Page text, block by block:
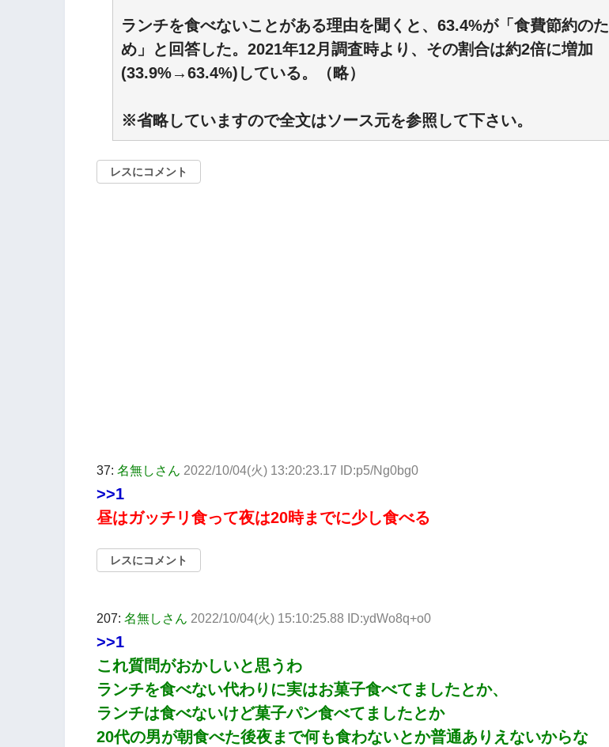
ランチを食べないことがある理由を聞くと、63.4%が「食費節約のた
め」と回答した。2021年12月調査時より、その割合は約2倍に増加
(33.9%→63.4%)している。（略）
※省略していますので全文はソース元を参照して下さい。
レスにコメント
37: 名無しさん 2022/10/04(火) 13:20:23.17 ID:p5/Ng0bg0
>>1
昼はガッチリ食って夜は20時までに少し食べる
レスにコメント
207: 名無しさん 2022/10/04(火) 15:10:25.88 ID:ydWo8q+o0
>>1
これ質問がおかしいと思うわ
ランチを食べない代わりに実はお菓子食べてましたとか、
ランチは食べないけど菓子パン食べてましたとか
20代の男が朝食べた後夜まで何も食わないとか普通ありえないからな